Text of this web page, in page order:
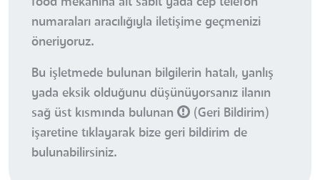
numaraları aracılığıyla iletişime geçmenizi
öneriyoruz.
Bu işletmede bulunan bilgilerin hatalı, yanlış
yada eksik olduğunu düşünüyorsanız ilanın
sağ üst kısmında bulunan
(Geri Bildirim)
işaretine tıklayarak bize geri bildirim de
bulunabilirsiniz.